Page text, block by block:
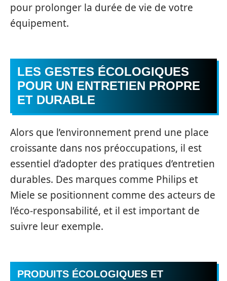
pour prolonger la durée de vie de votre
équipement.
LES GESTES ÉCOLOGIQUES
POUR UN ENTRETIEN PROPRE
ET DURABLE
Alors que l’environnement prend une place
croissante dans nos préoccupations, il est
essentiel d’adopter des pratiques d’entretien
durables. Des marques comme Philips et
Miele se positionnent comme des acteurs de
l’éco-responsabilité, et il est important de
suivre leur exemple.
PRODUITS ÉCOLOGIQUES ET